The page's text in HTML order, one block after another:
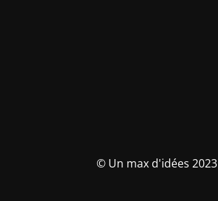
© Un max d'idées 2023